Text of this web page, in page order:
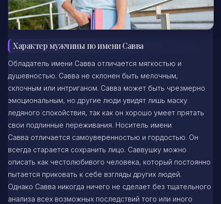
Характер мужчины по имени Савва
Обладатель имени Савва отличается мягкостью и
душевностью. Савва не склонен быть мелочным,
склочным или интриганом. Савва может быть чрезмерно
эмоциональным, но другие люди увидят лишь маску
ледяного спокойствия, так как он хорошо умеет прятать
свои подлинные переживания. Носитель имени
Савва отличается самоуверенностью и гордостью. Он
всегда старается сохранить лицо. Саввушку можно
описать как честолюбивого человека, который постоянно
пытается приковать к себе взгляды других людей.
Однако Савва никогда ничего не сделает без тщательного
анализа всех возможных последствий того или иного